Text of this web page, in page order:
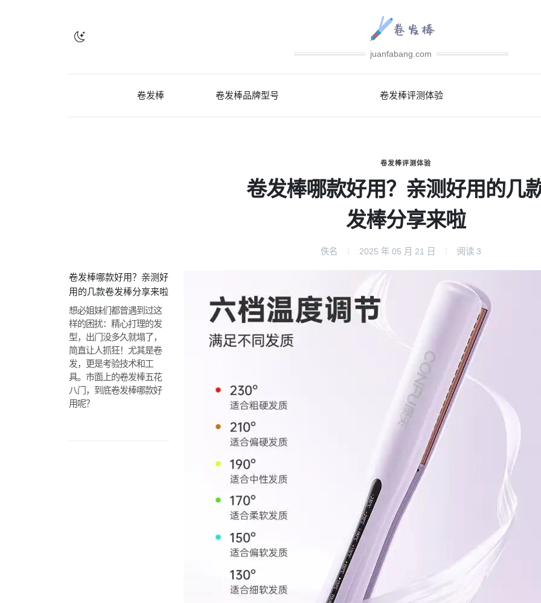
juanfabang.com
卷发棒 卷发棒品牌型号 卷发棒评测体验
卷发棒评测体验
卷发棒哪款好用？亲测好用的几
发棒分享来啦
佚名 2025 年 05 月 21 日 阅读 3
卷发棒哪款好用？亲测好
用的几款卷发棒分享来啦
想必姐妹们都曾遇到过这
样的困扰：精心打理的发
型，出门没多久就塌了，
简直让人抓狂！尤其是卷
发，更是考验技术和工
具。市面上的卷发棒五花
八门，到底卷发棒哪款好
用呢？